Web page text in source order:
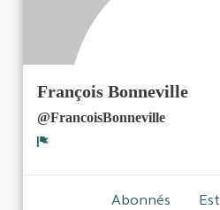
François Bonneville
@FrancoisBonneville
Abonnés